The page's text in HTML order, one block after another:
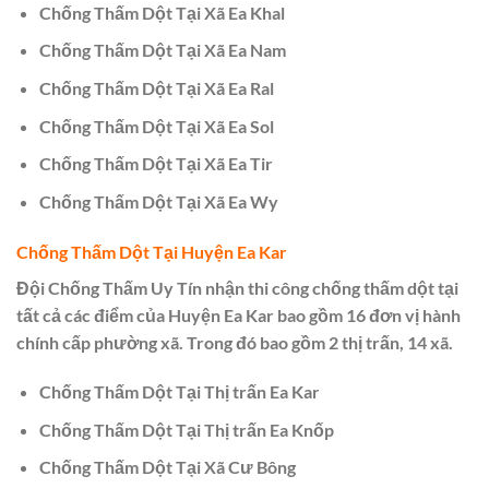
Chống Thấm Dột Tại Xã Ea Khal
Chống Thấm Dột Tại Xã Ea Nam
Chống Thấm Dột Tại Xã Ea Ral
Chống Thấm Dột Tại Xã Ea Sol
Chống Thấm Dột Tại Xã Ea Tir
Chống Thấm Dột Tại Xã Ea Wy
Chống Thấm Dột Tại Huyện Ea Kar
Đội Chống Thấm Uy Tín nhận thi công chống thấm dột tại
tất cả các điểm của Huyện Ea Kar bao gồm 16 đơn vị hành
chính cấp phường xã. Trong đó bao gồm 2 thị trấn, 14 xã.
Chống Thấm Dột Tại Thị trấn Ea Kar
Chống Thấm Dột Tại Thị trấn Ea Knốp
Chống Thấm Dột Tại Xã Cư Bông